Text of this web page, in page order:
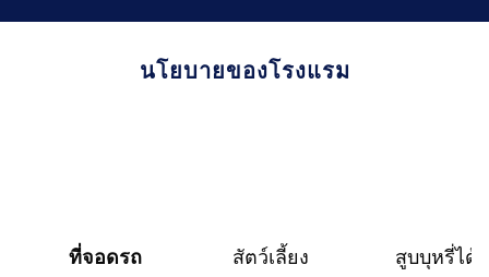
นโยบายของโรงแรม
ที่จอดรถ สัตว์เลี้ยง สูบบุหรี่ได้